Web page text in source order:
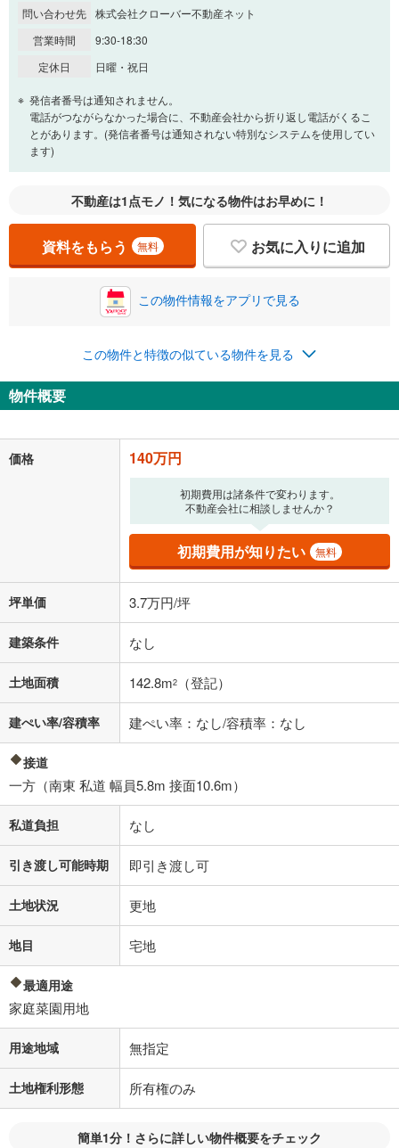
問い合わせ先 株式会社クローバー不動産ネット
営業時間
9:30-18:30
定休日
日曜・祝日
発信者番号は通知されません。
電話がつながらなかった場合に、不動産会社から折り返し電話がくるこ
とがあります。(発信者番号は通知されない特別なシステムを使用してい
ます)
不動産は1点モノ！気になる物件はお早めに！
資料をもらう 無料 お気に入りに追加
この物件情報をアプリで見る
この物件と特徴の似ている物件を見る
物件概要
価格 140万円
初期費用は諸条件で変わります。
不動産会社に相談しませんか？
初期費用が知りたい 無料
坪単価 3.7万円/坪
建築条件 なし
土地面積 142.8m2 （登記）
建ぺい率/容積率 建ぺい率：なし/容積率：なし
接道
一方（南東 私道 幅員5.8m 接面10.6m）
私道負担 なし
引き渡し可能時期 即引き渡し可
土地状況 更地
地目 宅地
最適用途
家庭菜園用地
用途地域 無指定
土地権利形態 所有権のみ
簡単1分！さらに詳しい物件概要をチェック